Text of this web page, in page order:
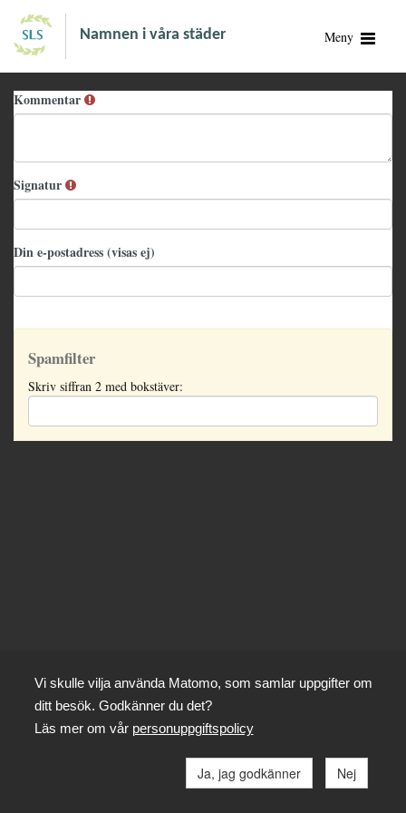
Namnen i våra städer Meny
Kommentar
Signatur
Din e-postadress (visas ej)
Spamfilter
Skriv siffran 2 med bokstäver:
Vi skulle vilja använda Matomo, som samlar uppgifter om
ditt besök. Godkänner du det?
Läs mer om vår personuppgiftspolicy
Ja, jag godkänner Nej